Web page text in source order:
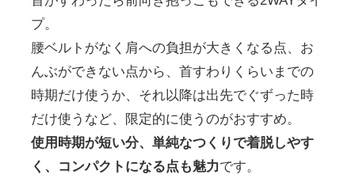
プ。
腰ベルトがなく肩への負担が大きくなる点、お
んぶができない点から、首すわりくらいまでの
時期だけ使うか、それ以降は出先でぐずった時
だけ使うなど、限定的に使うのがおすすめ。
使用時期が短い分、単純なつくりで着脱しやす
く、コンパクトになる点も魅力です。